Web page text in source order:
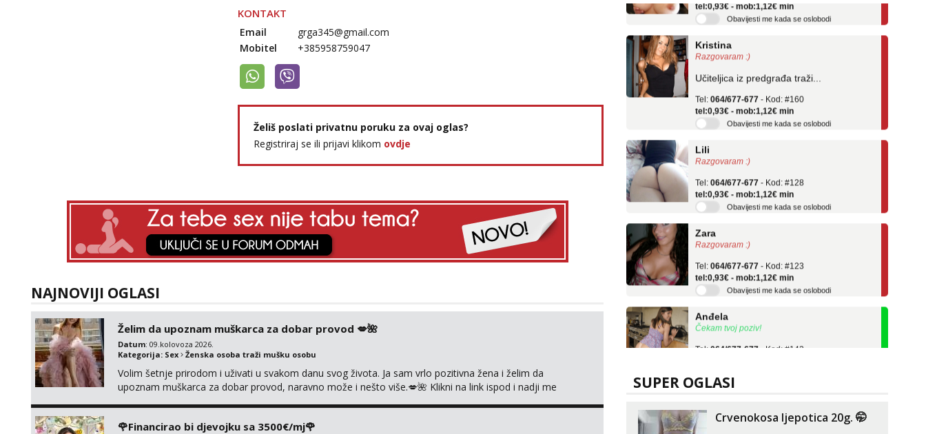
KONTAKT
Email
grga345@gmail.com
Mobitel
+385958759047
Želiš poslati privatnu poruku za ovaj oglas?
Registriraj se ili prijavi klikom ovdje
NAJNOVIJI OGLASI
Želim da upoznam muškarca za dobar provod 💋🌺
Datum: 09.kolovoza 2026.
Kategorija: Sex Ženska osoba traži mušku osobu
Volim šetnje prirodom i uživati u svakom danu svog života. Ja sam vrlo pozitivna žena i želim da
upoznam muškarca za dobar provod, naravno može i nešto više.💋🌺 Klikni na link ispod i nadji me
🌹Financirao bi djevojku sa 3500€/mj🌹
Obavijesti me kada se oslobodi
Razgovaram :)
Učiteljica iz predgrađa traži...
064/677-677
- Kod: #160
tel:0,93€ - mob:1,12€ min
Obavijesti me kada se oslobodi
Razgovaram :)
064/677-677
tel:0,93€ - mob:1,12€ min
Obavijesti me kada se oslobodi
Razgovaram :)
064/677-677
tel:0,93€ - mob:1,12€ min
Obavijesti me kada se oslobodi
Čekam tvoj poziv!
064/677-677
tel:0,93€ - mob:1,12€ min
Liliana
Razgovaram :)
Tel:
tel:0,93€ - mob:1,12€ min
SUPER OGLASI
Crvenokosa ljepotica 20g. 🤭